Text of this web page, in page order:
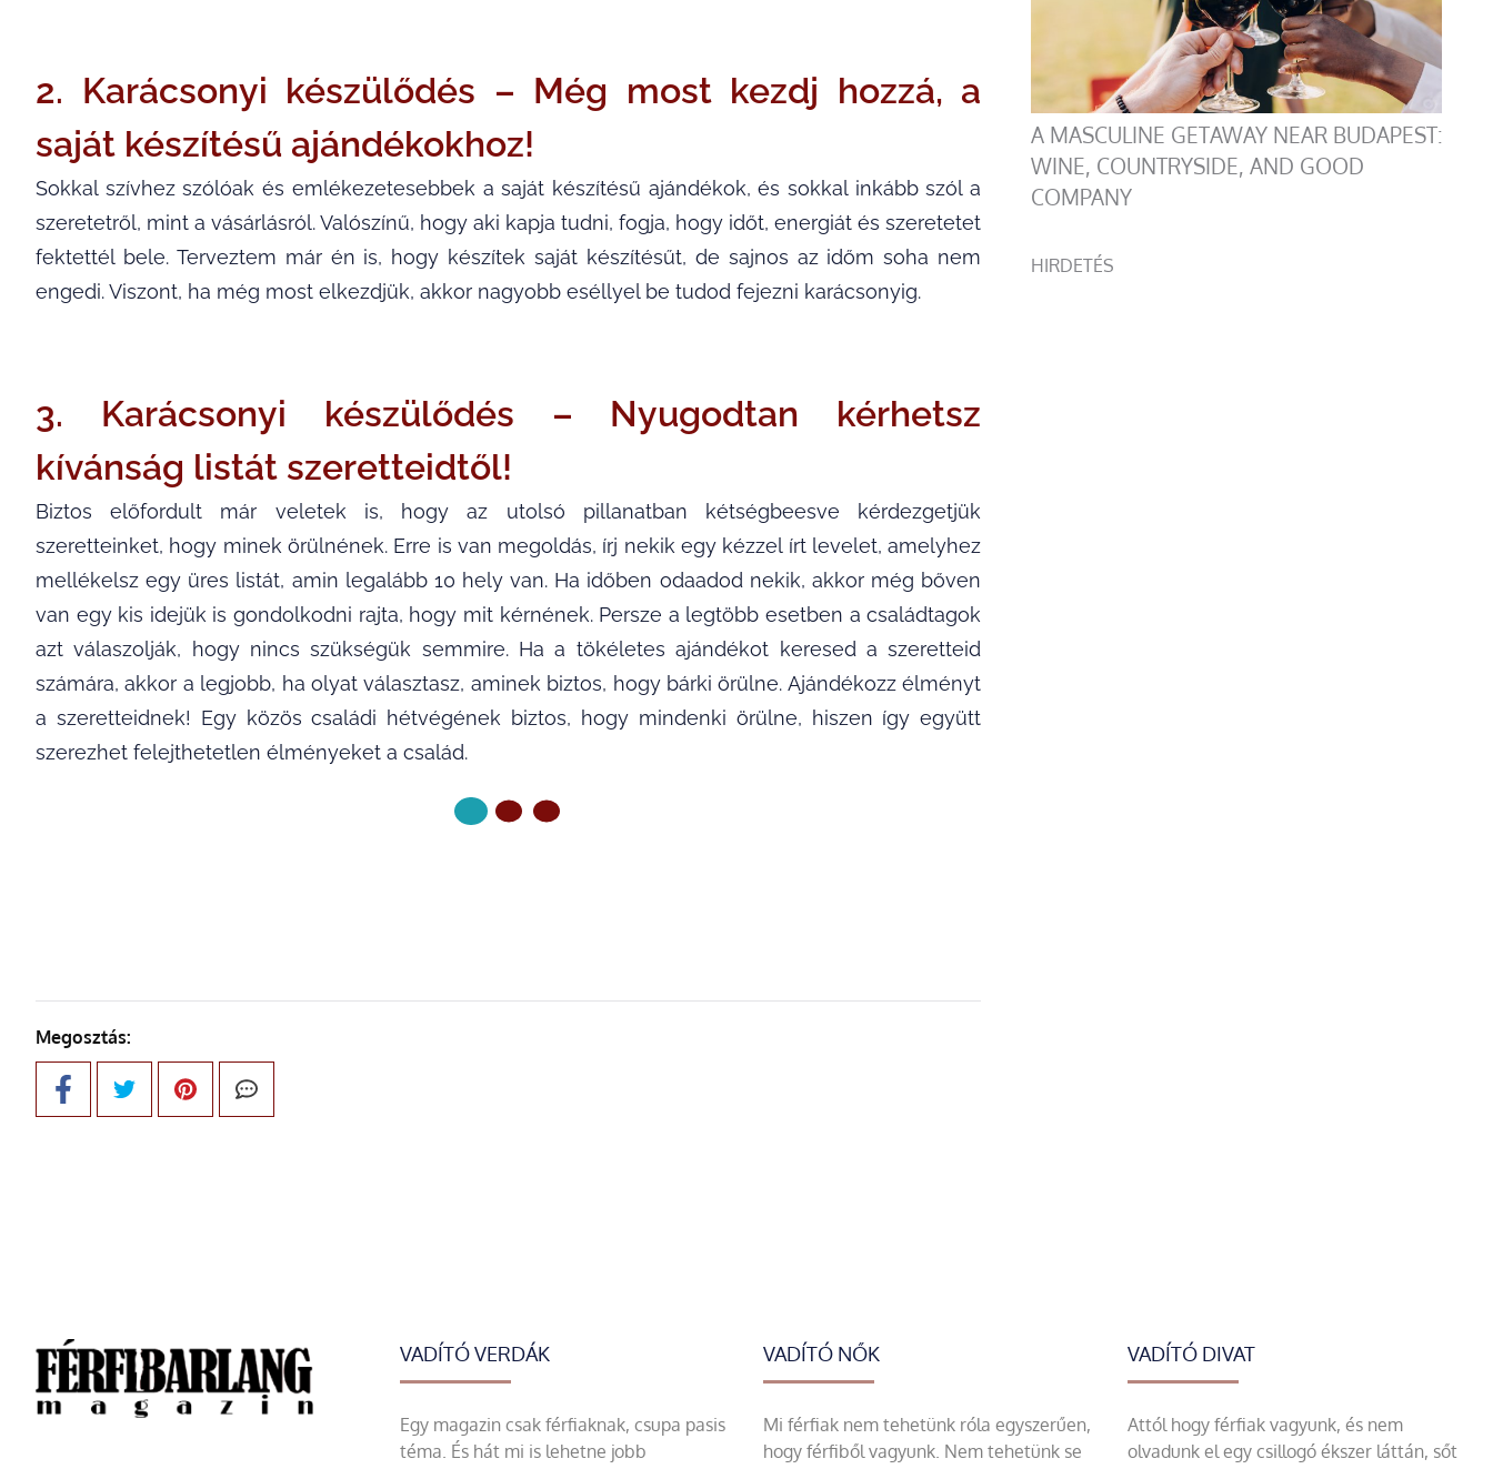
2. Karácsonyi készülődés – Még most kezdj hozzá, a
saját készítésű ajándékokhoz!
Sokkal szívhez szólóak és emlékezetesebbek a saját készítésű ajándékok, és sokkal inkább szól a
szeretetről, mint a vásárlásról. Valószínű, hogy aki kapja tudni, fogja, hogy időt, energiát és szeretetet
fektettél bele. Terveztem már én is, hogy készítek saját készítésűt, de sajnos az időm soha nem
engedi. Viszont, ha még most elkezdjük, akkor nagyobb eséllyel be tudod fejezni karácsonyig.
3. Karácsonyi készülődés – Nyugodtan kérhetsz
kívánság listát szeretteidtől!
Biztos előfordult már veletek is, hogy az utolsó pillanatban kétségbeesve kérdezgetjük
szeretteinket, hogy minek örülnének. Erre is van megoldás, írj nekik egy kézzel írt levelet, amelyhez
mellékelsz egy üres listát, amin legalább 10 hely van. Ha időben odaadod nekik, akkor még bőven
van egy kis idejük is gondolkodni rajta, hogy mit kérnének. Persze a legtöbb esetben a családtagok
azt válaszolják, hogy nincs szükségük semmire. Ha a tökéletes ajándékot keresed a szeretteid
számára, akkor a legjobb, ha olyat választasz, aminek biztos, hogy bárki örülne. Ajándékozz élményt
a szeretteidnek! Egy közös családi hétvégének biztos, hogy mindenki örülne, hiszen így együtt
szerezhet felejthetetlen élményeket a család.
Megosztás:
A MASCULINE GETAWAY NEAR BUDAPEST:
WINE, COUNTRYSIDE, AND GOOD
COMPANY
HIRDETÉS
VADÍTÓ VERDÁK
Egy magazin csak férfiaknak, csupa pasis
téma. És hát mi is lehetne jobb
VADÍTÓ NŐK
Mi férfiak nem tehetünk róla egyszerűen,
hogy férfiből vagyunk. Nem tehetünk se
VADÍTÓ DIVAT
Attól hogy férfiak vagyunk, és nem
olvadunk el egy csillogó ékszer láttán, sőt